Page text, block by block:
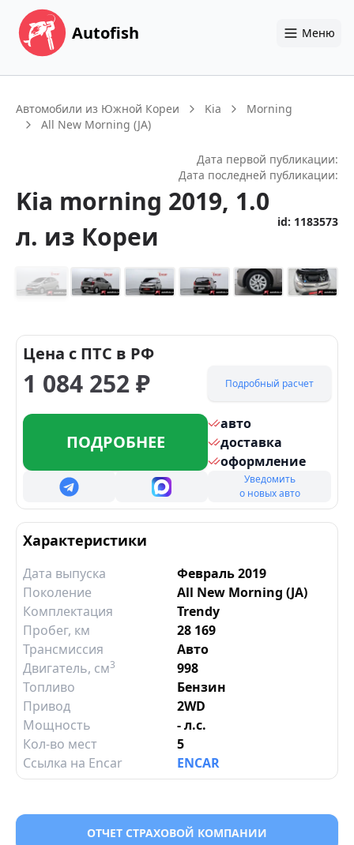
Autofish Меню
Автомобили из Южной Кореи Kia
Morning
All New Morning (JA)
Дата первой публикации:
Дата последней публикации:
Kia morning 2019, 1.0
л. из Кореи id: 1183573
Цена с ПТС в РФ
1 084 252₽ Подробный расчет
ПОДРОБНЕЕ
авто
доставка
оформление
Уведомить
о новых авто
Характеристики
Дата выпуска
Февраль 2019
Поколение
All New Morning (JA)
Комплектация
Trendy
Пробег, км
28 169
Трансмиссия
Авто
Двигатель, см3
998
Топливо
Бензин
Привод
2WD
Мощность
- л.с.
Кол-во мест
5
Ссылка на Encar
ENCAR
ОТЧЕТ СТРАХОВОЙ КОМПАНИИ